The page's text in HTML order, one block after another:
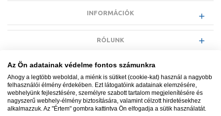
INFORMÁCIÓK
RÓLUNK
EGYÉB INFORMÁCIÓK
VÁSÁRLÓI INFORMÁCIÓK
Az Ön adatainak védelme fontos számunkra
Ahogy a legtöbb weboldal, a miénk is sütiket (cookie-kat) használ a nagyobb
felhasználói élmény érdekében. Ezt látogatóink adatainak elemzésére,
webhelyünk fejlesztésére, személyre szabott tartalom megjelenítésére és
nagyszerű webhely-élmény biztosítására, valamint célzott hirdetésekhez
alkalmazzuk. Az "Értem" gombra kattintva Ön elfogadja a sütik használatát.